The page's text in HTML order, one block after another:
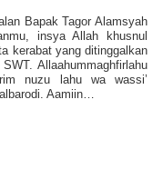
Bapak Tagor Alamsyah
insya Allah khusnul
kerabat yang ditinggalkan
Allaahummaghfirlahu
nuzu lahu wa wassi’
Aamiin…